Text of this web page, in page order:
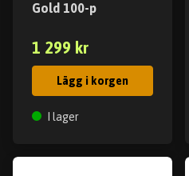
Gold 100-p
1 299 kr
Lägg i korgen
I lager